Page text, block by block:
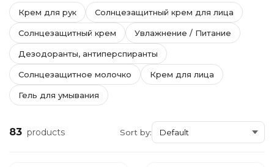
Крем для рук Солнцезащитный крем для лица
Солнцезащитный крем Увлажнение / Питание
Дезодоранты, антиперспиранты
Солнцезащитное молочко Крем для лица
Гель для умывания
83 products Sort by: